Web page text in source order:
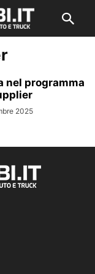
nel programma
2025